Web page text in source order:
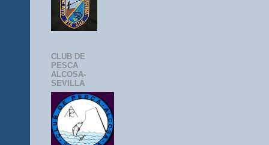
CLUB DE
PESCA
ALCOSA-
SEVILLA